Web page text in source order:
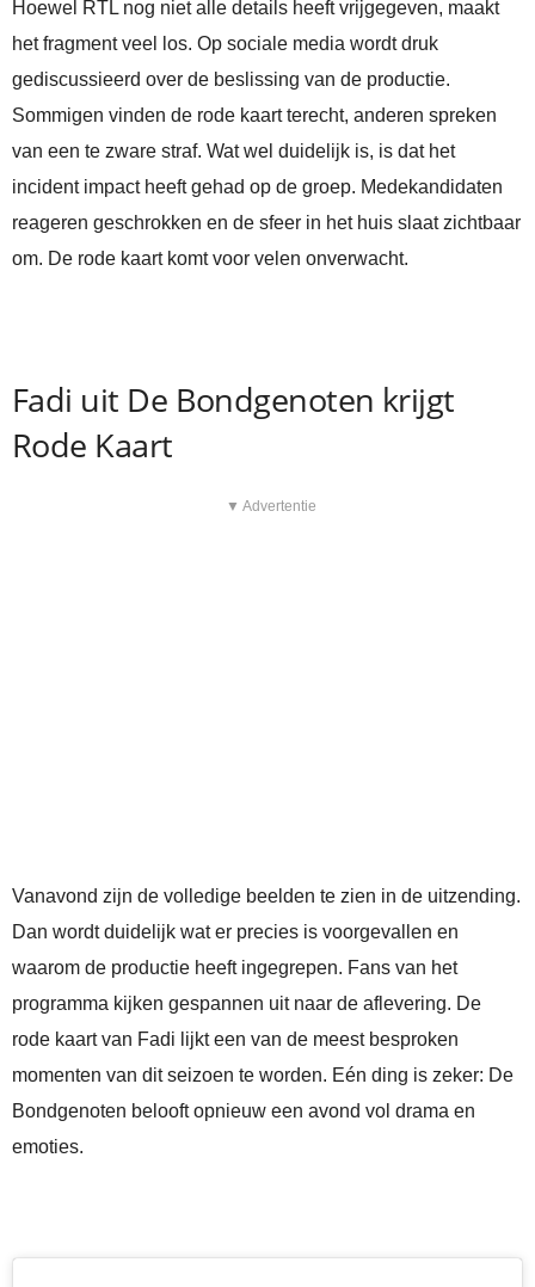
Hoewel RTL nog niet alle details heeft vrijgegeven, maakt
het fragment veel los. Op sociale media wordt druk
gediscussieerd over de beslissing van de productie.
Sommigen vinden de rode kaart terecht, anderen spreken
van een te zware straf. Wat wel duidelijk is, is dat het
incident impact heeft gehad op de groep. Medekandidaten
reageren geschrokken en de sfeer in het huis slaat zichtbaar
om. De rode kaart komt voor velen onverwacht.
Fadi uit De Bondgenoten krijgt
Rode Kaart
▼ Advertentie
Vanavond zijn de volledige beelden te zien in de uitzending.
Dan wordt duidelijk wat er precies is voorgevallen en
waarom de productie heeft ingegrepen. Fans van het
programma kijken gespannen uit naar de aflevering. De
rode kaart van Fadi lijkt een van de meest besproken
momenten van dit seizoen te worden. Eén ding is zeker: De
Bondgenoten belooft opnieuw een avond vol drama en
emoties.